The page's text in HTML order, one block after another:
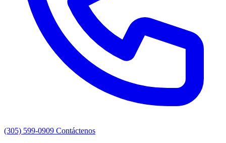
(305) 599-0909 Contáctenos